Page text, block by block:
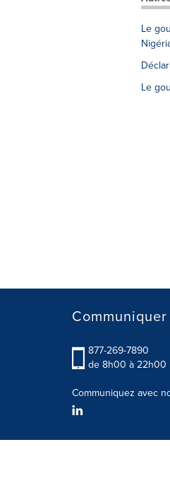
Le
Le
877-269-7890
de 8h00 à 22h00
Communiquez avec